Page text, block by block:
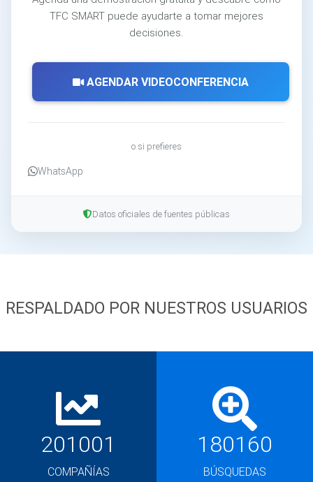
TFC SMART puede ayudarte a tomar mejores
decisiones.
AGENDAR VIDEOCONFERENCIA
o si prefieres
WhatsApp
Datos oficiales de fuentes públicas
RESPALDADO POR NUESTROS USUARIOS
201001
COMPAÑÍAS
180160
BÚSQUEDAS